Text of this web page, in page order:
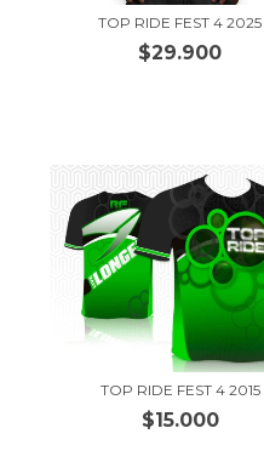
TOP RIDE FEST 4 2025
$29.900
TOP RIDE FEST 4 2015
$15.000